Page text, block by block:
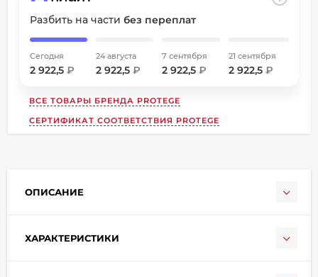
Разбить на части без переплат
Сегодня
2 922,5 ₽
24 августа
2 922,5 ₽
7 сентября
2 922,5 ₽
21 сентября
2 922,5 ₽
ВСЕ ТОВАРЫ БРЕНДА PROTEGE
СЕРТИФИКАТ СООТВЕТСТВИЯ PROTEGE
ОПИСАНИЕ
ХАРАКТЕРИСТИКИ